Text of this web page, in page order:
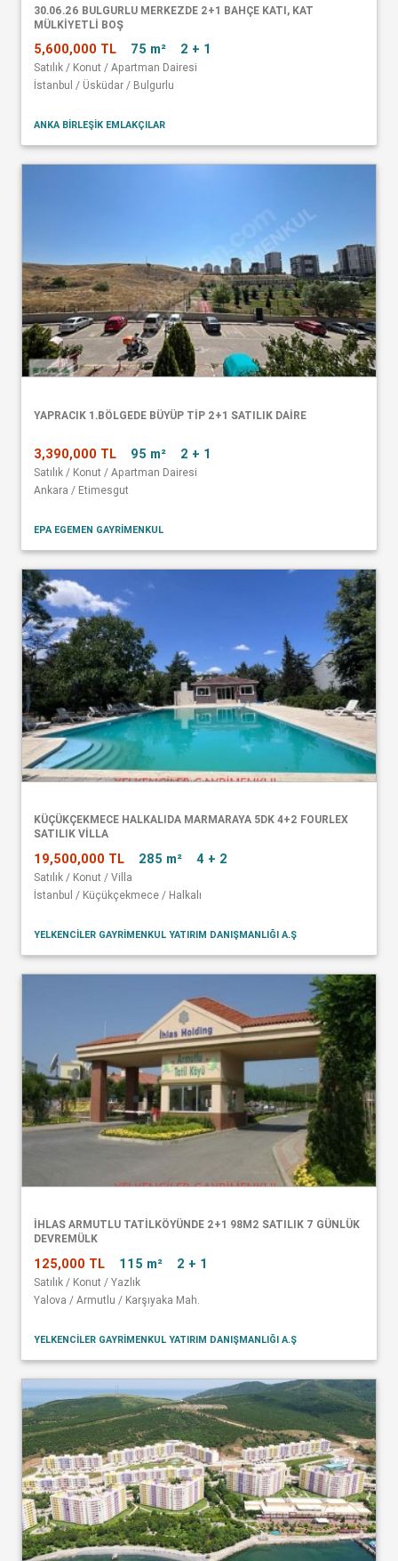
30.06.26 BULGURLU MERKEZDE 2+1 BAHÇE KATI, KAT
MÜLKİYETLİ BOŞ
5,600,000 TL 75 m² 2 + 1
Satılık / Konut / Apartman Dairesi
İstanbul / Üsküdar / Bulgurlu
ANKA BİRLEŞİK EMLAKÇILAR
YAPRACIK 1.BÖLGEDE BÜYÜP TİP 2+1 SATILIK DAİRE
3,390,000 TL 95 m² 2 + 1
Satılık / Konut / Apartman Dairesi
Ankara / Etimesgut
EPA EGEMEN GAYRİMENKUL
KÜÇÜKÇEKMECE HALKALIDA MARMARAYA 5DK 4+2 FOURLEX
SATILIK VİLLA
19,500,000 TL 285 m² 4 + 2
Satılık / Konut / Villa
İstanbul / Küçükçekmece / Halkalı
YELKENCİLER GAYRİMENKUL YATIRIM DANIŞMANLIĞI A.Ş
İHLAS ARMUTLU TATİLKÖYÜNDE 2+1 98M2 SATILIK 7 GÜNLÜK
DEVREMÜLK
125,000 TL 115 m² 2 + 1
Satılık / Konut / Yazlık
Yalova / Armutlu / Karşıyaka Mah.
YELKENCİLER GAYRİMENKUL YATIRIM DANIŞMANLIĞI A.Ş